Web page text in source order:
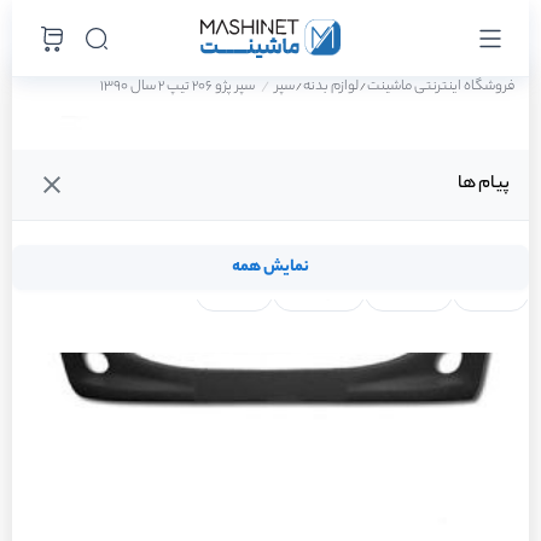
پیام ها
نمایش همه
فروشگاه اینترنتی ماشینت/لوازم بدنه/سپر سپر پژو 206 تیپ 2 سال 1390